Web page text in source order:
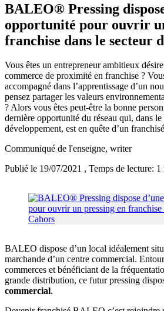
BALEO® Pressing
opportunité pour ouvrir
franchise dans le secteur
Vous êtes un entrepreneur ambitieux
commerce de proximité en franchise ?
accompagné dans l’apprentissage d’un
pensez partager les valeurs
? Alors vous êtes peut-être la bonne
dernière opportunité du réseau qui, dans le
développement, est en quête d’un
Communiqué de l'enseigne, writer
Publié le 19/07/2021 , Temps de lecture: 1
BALEO dispose d’un local idéalement
marchande d’un centre commercial.
commerces et bénéficiant de la
grande distribution, ce futur pressing
commercial.